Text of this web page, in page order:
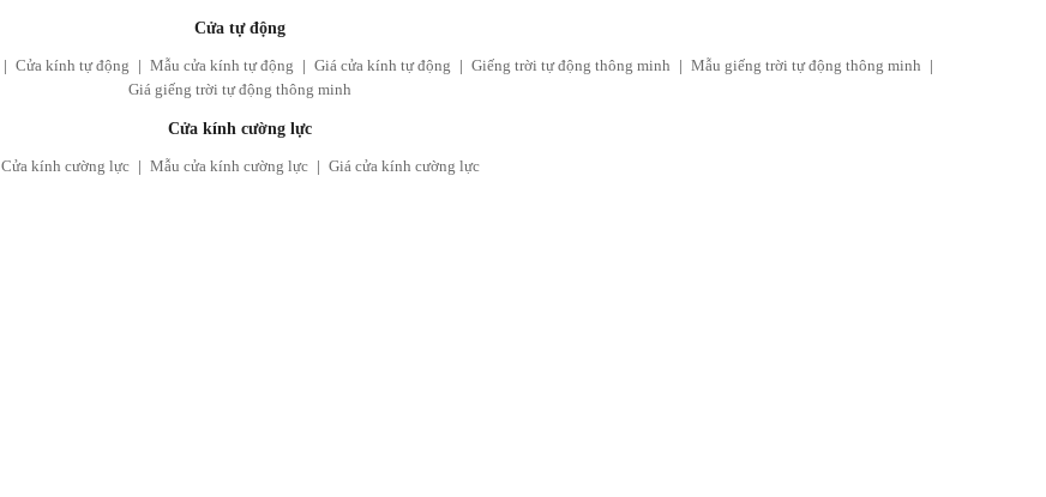
Cửa tự động
| Cửa kính tự động | Mẫu cửa kính tự động | Giá cửa kính tự động | Giếng trời tự động thông minh | Mẫu giếng trời tự động thông minh |
Giá giếng trời tự động thông minh
Cửa kính cường lực
Cửa kính cường lực | Mẫu cửa kính cường lực | Giá cửa kính cường lực